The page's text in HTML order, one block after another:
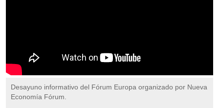
Desayuno informativo del Fórum Europa organizado por Nueva
Economía Fórum.